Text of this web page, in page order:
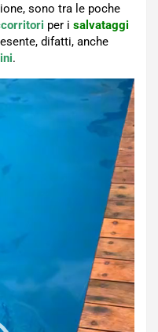
sono tra le poche
per i salvataggi
difatti, anche
.